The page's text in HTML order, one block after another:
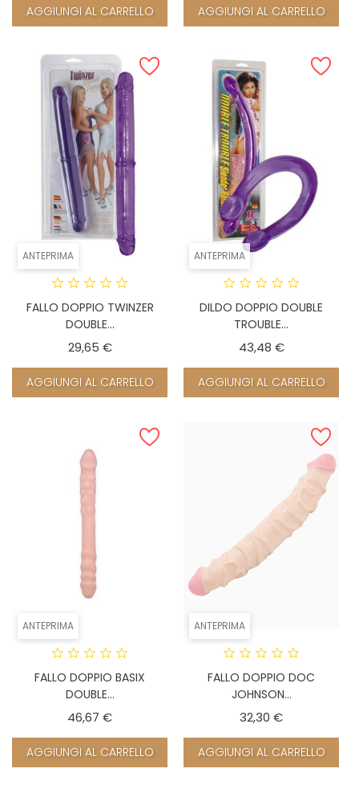
AGGIUNGI AL CARRELLO AGGIUNGI AL CARRELLO
ANTEPRIMA
FALLO DOPPIO TWINZER
DOUBLE...
29,65 €Prezzo
AGGIUNGI AL CARRELLO
ANTEPRIMA
DILDO DOPPIO DOUBLE
TROUBLE...
43,48 €Prezzo
AGGIUNGI AL CARRELLO
ANTEPRIMA
FALLO DOPPIO BASIX
DOUBLE...
46,67 €Prezzo
AGGIUNGI AL CARRELLO
ANTEPRIMA
FALLO DOPPIO DOC
JOHNSON...
32,30 €Prezzo
AGGIUNGI AL CARRELLO